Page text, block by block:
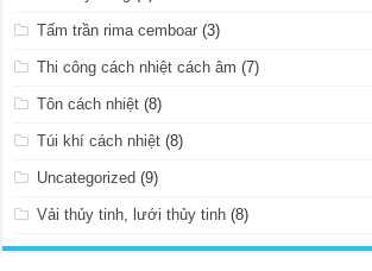
Tấm trần rima cemboar (3)
Thi công cách nhiệt cách âm (7)
Tôn cách nhiệt (8)
Túi khí cách nhiệt (8)
Uncategorized (9)
Vải thủy tinh, lưới thủy tinh (8)